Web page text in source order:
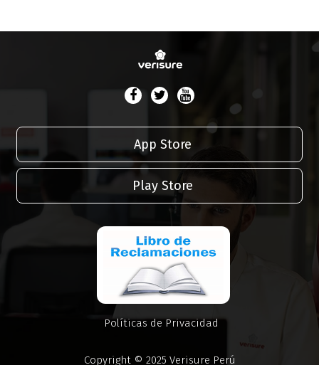
App Store
Play Store
Políticas de Privacidad
Copyright © 2025 Verisure Perú